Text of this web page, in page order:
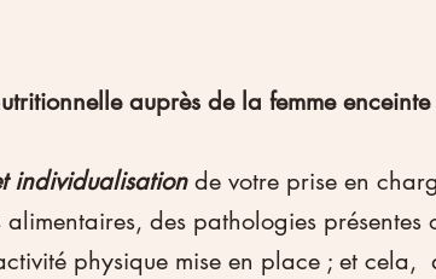
auprès de la femme enceinte
individualisation de votre prise en
des pathologies présentes
physique mise en place ; et cela,